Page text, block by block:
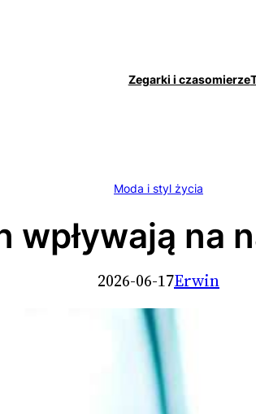
Zegarki i czasomierze
Moda i styl życia
wpływają na
2026-06-17Erwin